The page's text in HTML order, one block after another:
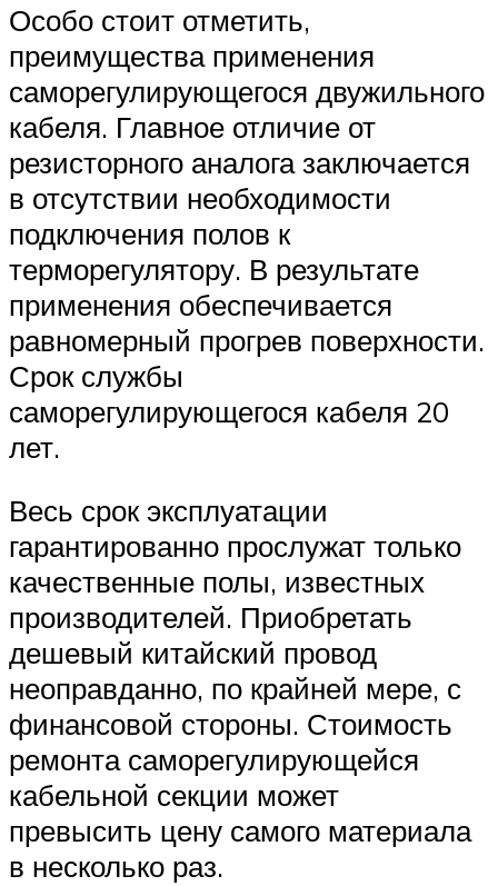
Особо стоит отметить,
преимущества применения
саморегулирующегося двужильного
кабеля. Главное отличие от
резисторного аналога заключается
в отсутствии необходимости
подключения полов к
терморегулятору. В результате
применения обеспечивается
равномерный прогрев поверхности.
Срок службы
саморегулирующегося кабеля 20
лет.
Весь срок эксплуатации
гарантированно прослужат только
качественные полы, известных
производителей. Приобретать
дешевый китайский провод
неоправданно, по крайней мере, с
финансовой стороны. Стоимость
ремонта саморегулирующейся
кабельной секции может
превысить цену самого материала
в несколько раз.